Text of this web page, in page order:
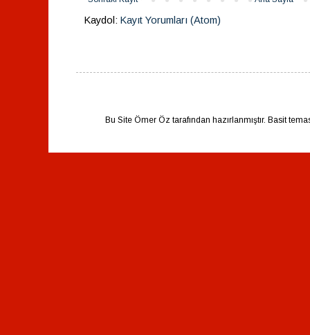
Kaydol: Kayıt Yorumları (Atom)
Bu Site Ömer Öz tarafından hazırlanmıştır. Basit